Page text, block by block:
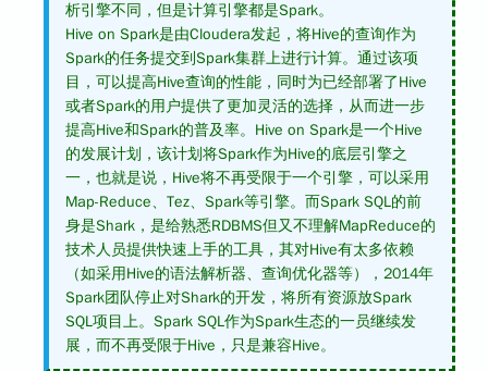
析引擎不同，但是计算引擎都是Spark。
Hive on Spark是由Cloudera发起，将Hive的查询作为
Spark的任务提交到Spark集群上进行计算。通过该项
目，可以提高Hive查询的性能，同时为已经部署了Hive
或者Spark的用户提供了更加灵活的选择，从而进一步
提高Hive和Spark的普及率。Hive on Spark是一个Hive
的发展计划，该计划将Spark作为Hive的底层引擎之
一，也就是说，Hive将不再受限于一个引擎，可以采用
Map-Reduce、Tez、Spark等引擎。而Spark SQL的前
身是Shark，是给熟悉RDBMS但又不理解MapReduce的
技术人员提供快速上手的工具，其对Hive有太多依赖
（如采用Hive的语法解析器、查询优化器等），2014年
Spark团队停止对Shark的开发，将所有资源放Spark
SQL项目上。Spark SQL作为Spark生态的一员继续发
展，而不再受限于Hive，只是兼容Hive。